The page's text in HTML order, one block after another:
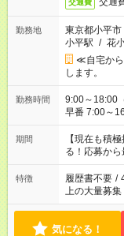
交通費
勤務地
東京都小平市
小平駅 / 花
≪自宅か
します。
勤務時間
9:00～18:00（休憩60分） ■ご希
早番 7:00～
と休みを合
「できれば
ね。 ※Wワーク希望の方へ 今ご覧のお仕事で希望する勤務時間
と、もう1つ
合は応募で
期間
【現在も積
る！応募から
特徴 履歴書不要 /
上の大量募集
気になる！